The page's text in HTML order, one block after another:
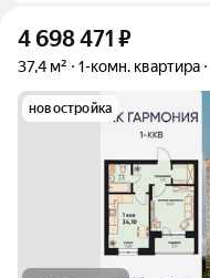
4 698 471 ₽
37,4 м² 1-комн. квартира
новостройка